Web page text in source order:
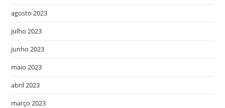
agosto 2023
julho 2023
junho 2023
maio 2023
abril 2023
março 2023